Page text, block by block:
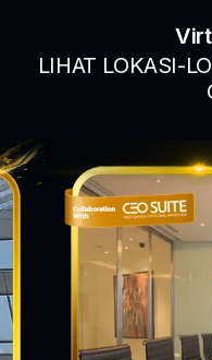
LIHAT LOKASI-